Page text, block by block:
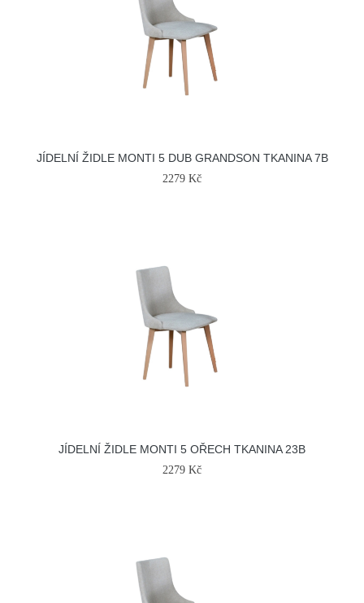
JÍDELNÍ ŽIDLE MONTI 5 DUB GRANDSON TKANINA 7B
2279 Kč
JÍDELNÍ ŽIDLE MONTI 5 OŘECH TKANINA 23B
2279 Kč